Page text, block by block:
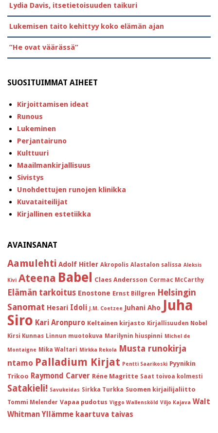
Lydia Davis, itsetietoisuuden taikuri
Lukemisen taito kehittyy koko elämän ajan
”He ovat väärässä”
SUOSITUIMMAT AIHEET
Kirjoittamisen ideat
Runous
Lukeminen
Perjantairuno
Kulttuuri
Maailmankirjallisuus
Sivistys
Unohdettujen runojen klinikka
Kuvataiteilijat
Kirjallinen estetiikka
AVAINSANAT
Aamulehti Adolf Hitler Akropolis Alastalon salissa Aleksis
Kivi Ateena Babel Claes Andersson Cormac McCarthy
Elämän tarkoitus Enostone Ernst Billgren Helsingin
Sanomat Hesari Idoli J.M. Coetzee Juhani Aho Juha
Siro Kari Aronpuro Keltainen kirjasto Kirjallisuuden Nobel
Kirsi Kunnas Linnun muotokuva Marilynin hiuspinni Michel de
Montaigne Mika Waltari Mirkka Rekola Musta runokirja
ntamo Palladium Kirjat Pentti Saarikoski Pyynikin
Trikoo Raymond Carver Réne Magritte Saat toivoa kolmesti
Satakieli! Savukeidas Sirkka Turkka Suomen kirjailijaliitto
Tommi Melender Vapaa pudotus Viggo Wallensköld Viljo Kajava Walt
Whitman Yllämme kaartuva taivas